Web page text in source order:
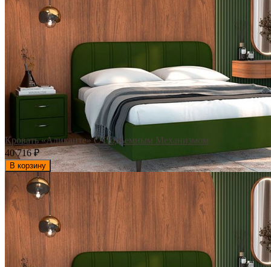
Кровать «Аликанте» С Подъемным Механизмом
40 716₽
В корзину